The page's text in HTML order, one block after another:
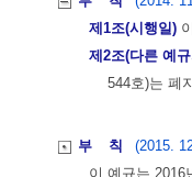
제1조(시행일)
제2조(다른 예
544호)는 폐
부 칙
(2015.
이 예규는 2016